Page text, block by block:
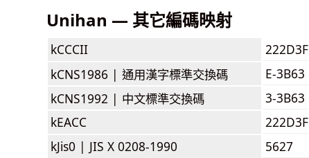
Unihan — 其它編碼映射
kCCCII
222D3F
kCNS1986 | 通用漢字標準交換碼
E-3B63
kCNS1992 | 中文標準交換碼
3-3B63
kEACC
222D3F
kJis0 | JIS X 0208-1990
5627